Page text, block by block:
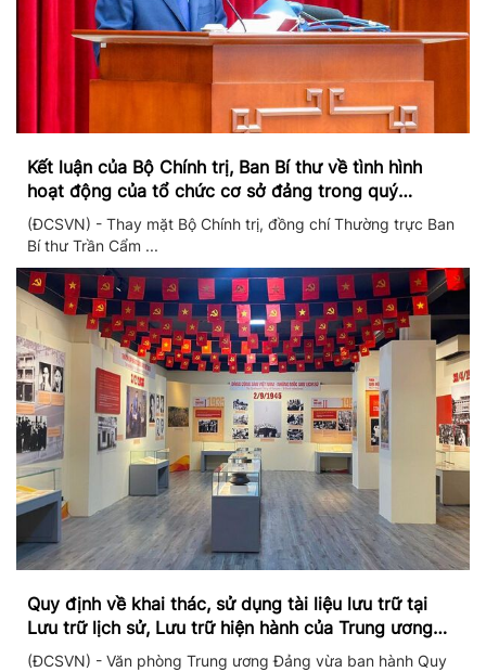
Kết luận của Bộ Chính trị, Ban Bí thư về tình hình
hoạt động của tổ chức cơ sở đảng trong quý
II/2026
(ĐCSVN) - Thay mặt Bộ Chính trị, đồng chí Thường trực Ban
Bí thư Trần Cẩm ...
Quy định về khai thác, sử dụng tài liệu lưu trữ tại
Lưu trữ lịch sử, Lưu trữ hiện hành của Trung ương
Đảng và Văn phòng Trung ương Đảng
(ĐCSVN) - Văn phòng Trung ương Đảng vừa ban hành Quy